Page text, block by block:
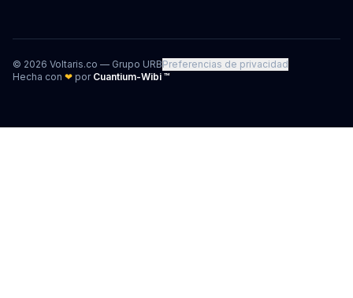
© 2026 Voltaris.co — Grupo URBPreferencias de privacidad
Hecha con ❤ por Cuantium-Wibi ™